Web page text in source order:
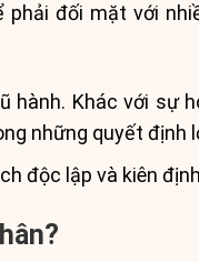
phải đối mặt với
hành. Khác với sự
những quyết định
độc lập và kiên